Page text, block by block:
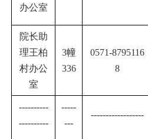
办公室
院长助
理王柏
村办公
室
3幢
336
0571-8795116
8
----------
----------
-----
---
------------------